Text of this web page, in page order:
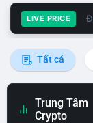
LIVE PRICE
Tất cả
Trung Tâm
Crypto